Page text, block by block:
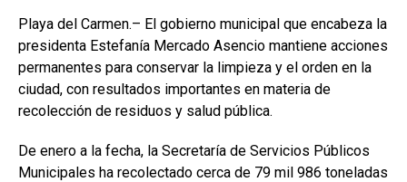
Playa del Carmen.– El gobierno municipal que encabeza la
presidenta Estefanía Mercado Asencio mantiene acciones
permanentes para conservar la limpieza y el orden en la
ciudad, con resultados importantes en materia de
recolección de residuos y salud pública.
De enero a la fecha, la Secretaría de Servicios Públicos
Municipales ha recolectado cerca de 79 mil 986 toneladas